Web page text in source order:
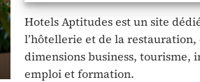
Hotels Aptitudes est un site
l’hôtellerie et de la restauration,
dimensions business, tourisme,
emploi et formation.